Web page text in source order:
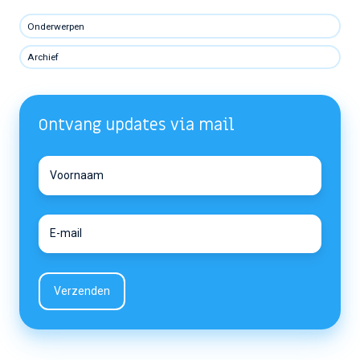
Onderwerpen
Archief
Ontvang updates via mail
Voornaam
Voornaam
E-
mail *
E-
mail